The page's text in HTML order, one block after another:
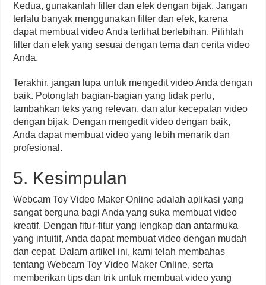
Kedua, gunakanlah filter dan efek dengan bijak. Jangan
terlalu banyak menggunakan filter dan efek, karena
dapat membuat video Anda terlihat berlebihan. Pilihlah
filter dan efek yang sesuai dengan tema dan cerita video
Anda.
Terakhir, jangan lupa untuk mengedit video Anda dengan
baik. Potonglah bagian-bagian yang tidak perlu,
tambahkan teks yang relevan, dan atur kecepatan video
dengan bijak. Dengan mengedit video dengan baik,
Anda dapat membuat video yang lebih menarik dan
profesional.
5. Kesimpulan
Webcam Toy Video Maker Online adalah aplikasi yang
sangat berguna bagi Anda yang suka membuat video
kreatif. Dengan fitur-fitur yang lengkap dan antarmuka
yang intuitif, Anda dapat membuat video dengan mudah
dan cepat. Dalam artikel ini, kami telah membahas
tentang Webcam Toy Video Maker Online, serta
memberikan tips dan trik untuk membuat video yang